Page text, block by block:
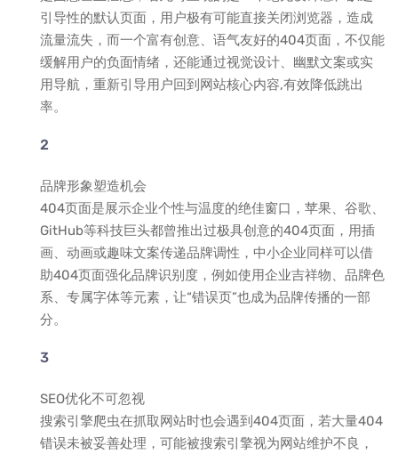
引导性的默认页面，用户极有可能直接关闭浏览器，造成
流量流失，而一个富有创意、语气友好的404页面，不仅能
缓解用户的负面情绪，还能通过视觉设计、幽默文案或实
用导航，重新引导用户回到网站核心内容,有效降低跳出
率。
品牌形象塑造机会
404页面是展示企业个性与温度的绝佳窗口，苹果、谷歌、
GitHub等科技巨头都曾推出过极具创意的404页面，用插
画、动画或趣味文案传递品牌调性，中小企业同样可以借
助404页面强化品牌识别度，例如使用企业吉祥物、品牌色
系、专属字体等元素，让“错误页”也成为品牌传播的一部
分。
SEO优化不可忽视
搜索引擎爬虫在抓取网站时也会遇到404页面，若大量404
错误未被妥善处理，可能被搜索引擎视为网站维护不良，